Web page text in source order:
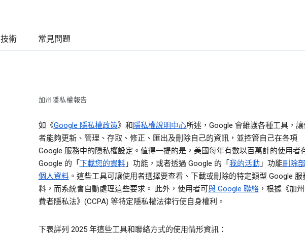
技術 常見問題
加州隱私權報告
如《Google 隱私權政策》和隱私權說明中心所述，Google 會維護各種工具，讓
者能夠更新、管理、存取、修正、匯出及刪除自己的資訊，並控管自己在各項
Google 服務中的隱私權設定。值得一提的是，美國每年有數以百萬計的使用者
Google 的「 下載您的資料」功能，或者透過 Google 的「 我的活動 」功能刪除
個人資料。這些工具可讓使用者選擇要查看、下載或刪除的特定類型 Google 服
料，而系統會自動處理這些要求。 此外，使用者可與 Google 聯絡，根據《加
費者隱私法》(CCPA) 等特定隱私權法律行使自身權利。
下表詳列 2025 年這些工具和聯絡方式的使用情形資訊：